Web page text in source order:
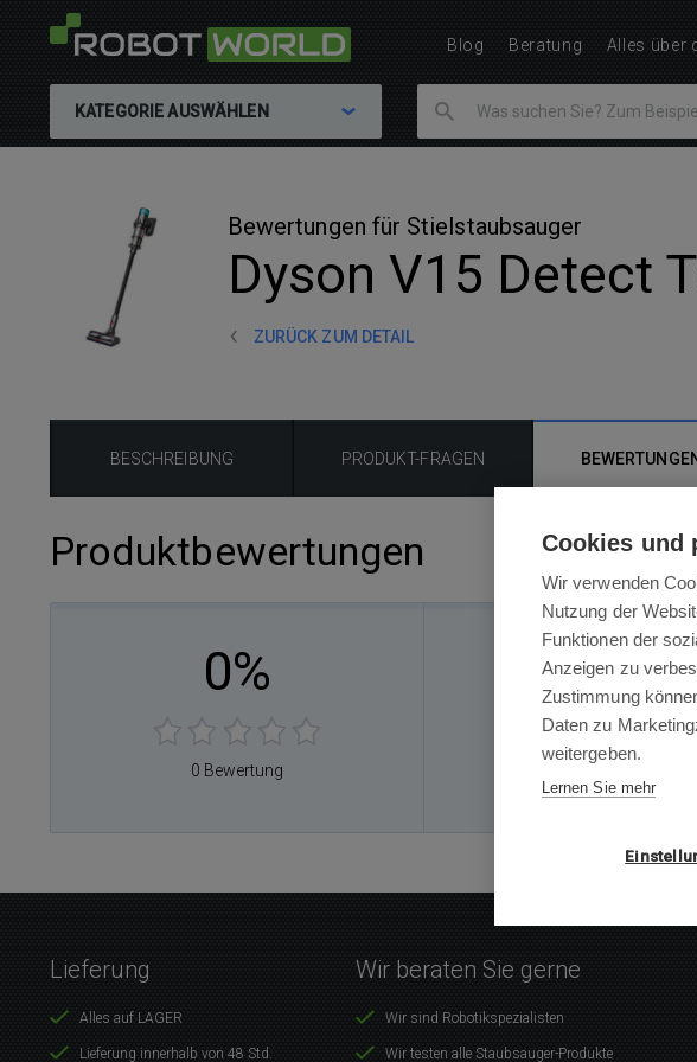
KATEGORIE AUSWÄHLEN
Bewertungen für Stielstaubsauger
Dyson V15 Detect
ZURÜCK ZUM DETAIL
BESCHREIBUNG PRODUKT-FRAGEN
Produktbewertungen
0%
0 Bewertung
×
Blog Beratung Alles über
Lieferung
Alles auf LAGER
Lieferung innerhalb von 48 Std.
Wir beraten Sie gerne
Wir sind Robotikspezialisten
Wir testen alle Staubsauger-Produkte
Cookies und
Wir verwenden
Nutzung der
Funktionen der
Anzeigen zu
Zustimmung
Daten zu
weitergeben.
Lernen Sie mehr